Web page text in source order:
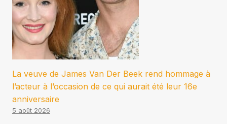
La veuve de James Van Der Beek rend hommage à
l’acteur à l’occasion de ce qui aurait été leur 16e
anniversaire
5 août 2026